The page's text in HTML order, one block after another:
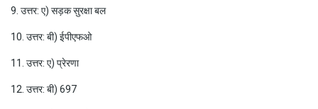
9. उत्तर: ए) सड़क सुरक्षा बल
10. उत्तर: बी) ईपीएफओ
11. उत्तर: ए) प्रेरणा
12. उत्तर: बी) 697